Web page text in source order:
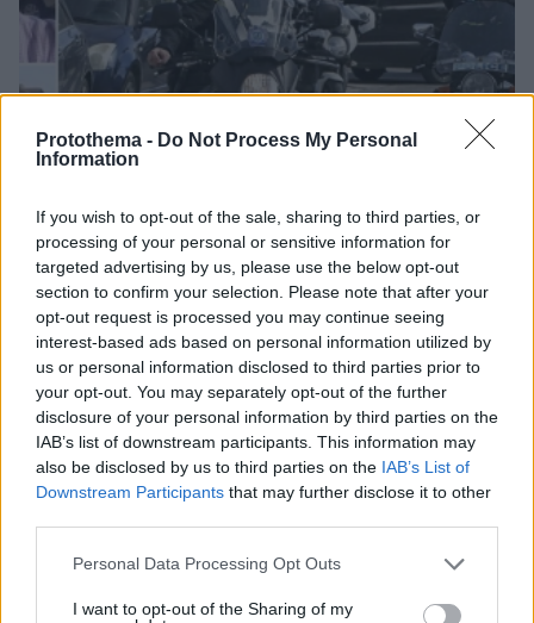
Protothema - Do Not Process My Personal
Information
If you wish to opt-out of the sale, sharing to third parties, or
processing of your personal or sensitive information for
targeted advertising by us, please use the below opt-out
section to confirm your selection. Please note that after your
opt-out request is processed you may continue seeing
interest-based ads based on personal information utilized by
us or personal information disclosed to third parties prior to
your opt-out. You may separately opt-out of the further
disclosure of your personal information by third parties on the
IAB’s list of downstream participants. This information may
also be disclosed by us to third parties on the IAB’s List of
Downstream Participants that may further disclose it to other
Please note that this website/app uses one or more Google
not limited to your visit or usage behaviour. You may click to
Personal Data Processing Opt Outs
I want to opt-out of the Sharing of my
Σοκαριστικές μαρτυρίες από τη ναυτιλιακή στη Γλυφάδα -
«Ηθελε να εκδικηθεί τα αφεντικά, τους χτύπησε
στοχευμένα»
12.02.2024, 11:59